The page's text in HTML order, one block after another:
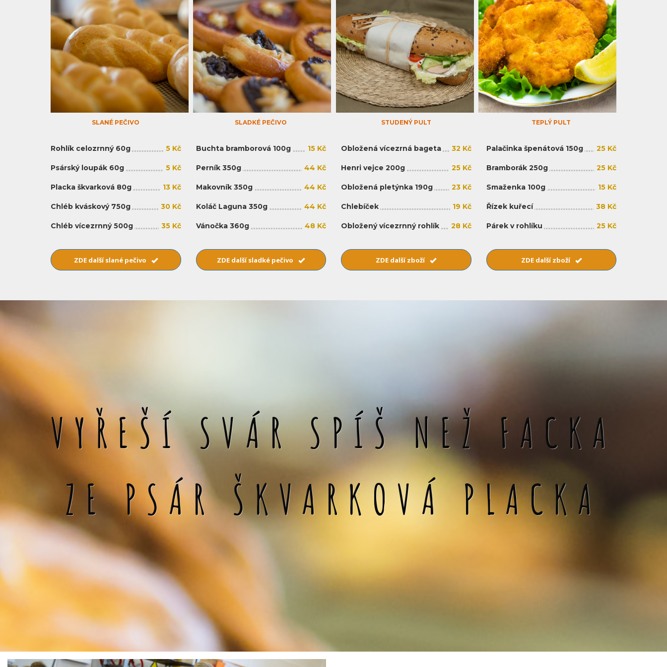
SLANÉ PEČIVO
Rohlík celozrnný 60g 5 Kč
Psárský loupák 60g 5 Kč
Placka škvarková 80g 13 Kč
Chléb kváskový 750g 30 Kč
Chléb vícezrnný 500g 35 Kč
ZDE další slané pečivo
SLADKÉ PEČIVO
Buchta bramborová 100g 15 Kč
Perník 350g 44 Kč
Makovník 350g 44 Kč
Koláč Laguna 350g 44 Kč
Vánočka 360g 48 Kč
ZDE další sladké pečivo
STUDENÝ PULT
Obložená vícezrná bageta 32 Kč
Henri vejce 200g 25 Kč
Obložená pletýnka 190g 23 Kč
Chlebíček 19 Kč
Obložený vícezrnný rohlík 28 Kč
ZDE další zboží
TEPLÝ PULT
Palačinka špenátová 150g 25 Kč
Bramborák 250g 25 Kč
Smaženka 100g 15 Kč
Řízek kuřecí 38 Kč
Párek v rohlíku 25 Kč
ZDE další zboží
VYŘEŠÍ SVÁR SPÍŠ NEŽ FACKA
ZE PSÁR ŠKVARKOVÁ PLACKA